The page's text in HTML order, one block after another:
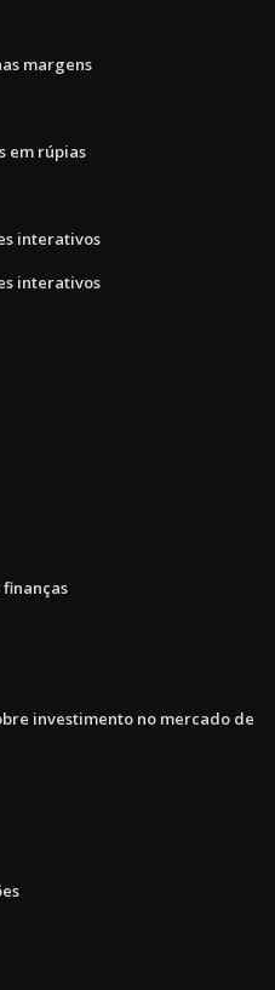
margens
em rúpias
interativos
interativos
finanças
investimento no mercado de